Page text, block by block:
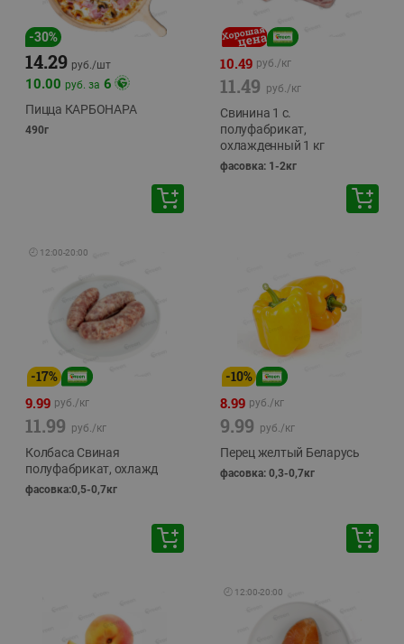
-30%
14.29 руб./шт
10.00 руб. за 6
Пицца КАРБОНАРА
490г
10.49 руб./кг
11.49 руб./кг
Свинина 1 с.
полуфабрикат,
охлажденный 1 кг
фасовка: 1-2кг
🕘 12:00-20:00
-17%
9.99 руб./кг
11.99 руб./кг
Колбаса Свиная
полуфабрикат, охлажд
фасовка:0,5-0,7кг
-10%
8.99 руб./кг
9.99 руб./кг
Перец желтый Беларусь
фасовка: 0,3-0,7кг
🕘 12:00-20:00